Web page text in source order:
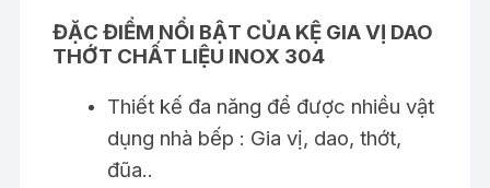
ĐẶC ĐIỂM NỔI BẬT CỦA KỆ GIA VỊ DAO
THỚT CHẤT LIỆU INOX 304
Thiết kế đa năng để được nhiều vật
dụng nhà bếp : Gia vị, dao, thớt,
đũa..